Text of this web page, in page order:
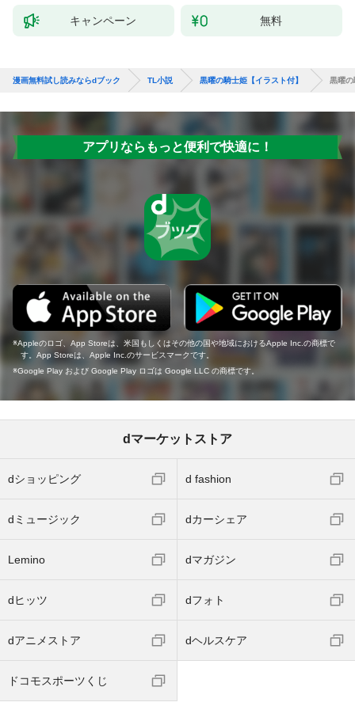
キャンペーン 無料
漫画無料試し読みならdブック TL小説 黒曜の騎士姫【イラスト付】 黒曜
アプリならもっと便利で快適に！
Appleのロゴ、App Storeは、米国もしくはその他の国や地域におけるApple Inc.の商標で
す。App Storeは、Apple Inc.のサービスマークです。
Google Play および Google Play ロゴは Google LLC の商標です。
dマーケットストア
dショッピング d fashion
dミュージック dカーシェア
Lemino dマガジン
dヒッツ dフォト
dアニメストア dヘルスケア
ドコモスポーツくじ